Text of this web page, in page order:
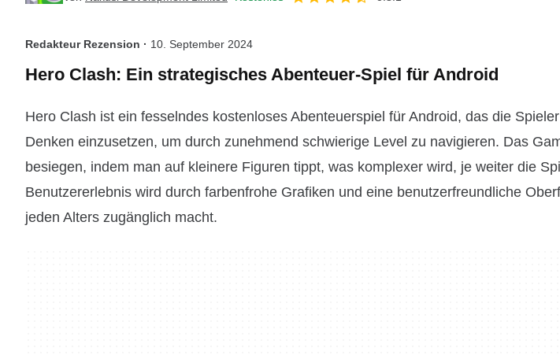
Redakteur Rezension · 10. September 2024
Hero Clash: Ein strategisches Abenteuer-Spiel für Android
Hero Clash ist ein fesselndes kostenloses Abenteuerspiel für Android, das die
Denken einzusetzen, um durch zunehmend schwierige Level zu navigieren. Das
besiegen, indem man auf kleinere Figuren tippt, was komplexer wird, je weiter die
Benutzererlebnis wird durch farbenfrohe Grafiken und eine benutzerfreundliche
jeden Alters zugänglich macht.